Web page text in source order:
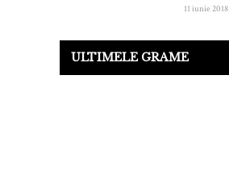
11 iunie 2018
ULTIMELE GRAME